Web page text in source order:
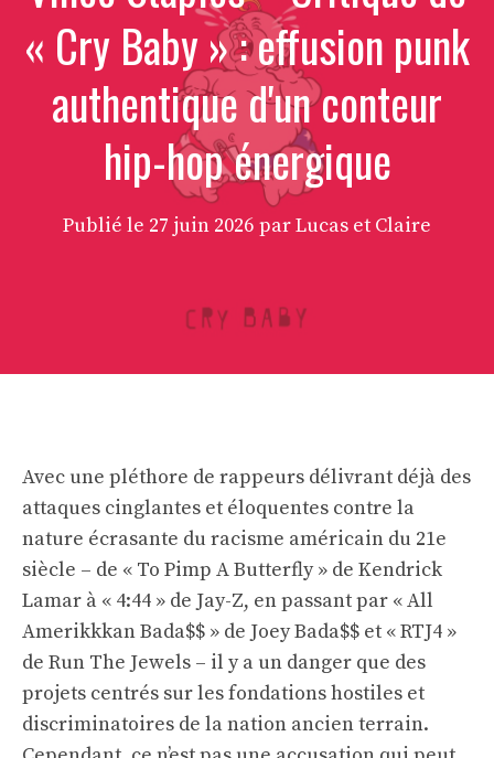
« Cry Baby » : effusion punk
authentique d'un conteur
hip-hop énergique
Publié le 27 juin 2026 par Lucas et Claire
Avec une pléthore de rappeurs délivrant déjà des
attaques cinglantes et éloquentes contre la
nature écrasante du racisme américain du 21e
siècle – de « To Pimp A Butterfly » de Kendrick
Lamar à « 4:44 » de Jay-Z, en passant par « All
Amerikkkan Bada$$ » de Joey Bada$$ et « RTJ4 »
de Run The Jewels – il y a un danger que des
projets centrés sur les fondations hostiles et
discriminatoires de la nation ancien terrain.